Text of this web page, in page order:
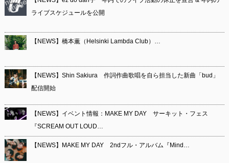
ライブスケジュールを公開
【NEWS】橋本薫（Helsinki Lambda Club）…
【NEWS】Shin Sakiura 作詞作曲歌唱を自ら担当した新曲「bud」
配信開始
【NEWS】イベント情報：MAKE MY DAY サーキット・フェス
『SCREAM OUT LOUD…
【NEWS】MAKE MY DAY 2ndフル・アルバム『Mind…